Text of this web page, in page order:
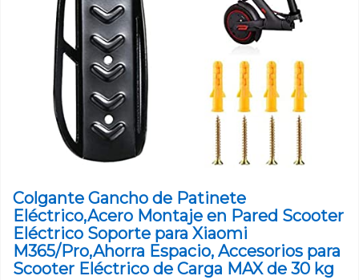
Colgante Gancho de Patinete
Eléctrico,Acero Montaje en Pared Scooter
Eléctrico Soporte para Xiaomi
M365/Pro,Ahorra Espacio, Accesorios para
Scooter Eléctrico de Carga MAX de 30 kg